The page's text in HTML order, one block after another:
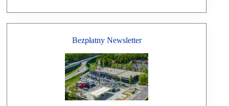
Bezpłatny Newsletter